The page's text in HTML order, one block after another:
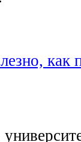
как